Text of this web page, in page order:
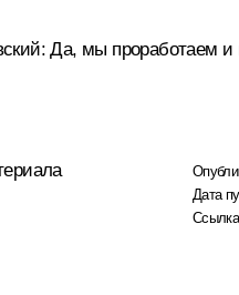
Да, мы проработаем и
Дата